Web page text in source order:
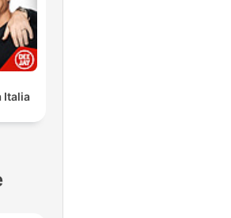
Italia